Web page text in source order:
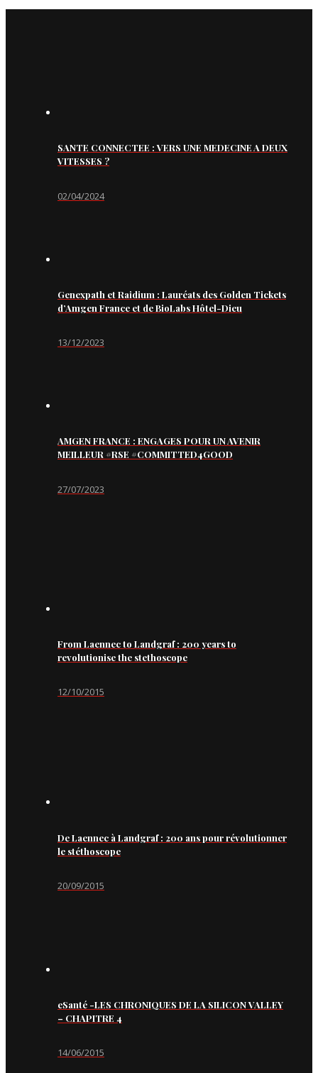
SANTE CONNECTEE : VERS UNE MEDECINE A DEUX
VITESSES ?
02/04/2024
Genexpath et Raidium : Lauréats des Golden Tickets
d’Amgen France et de BioLabs Hôtel-Dieu
13/12/2023
AMGEN FRANCE : ENGAGES POUR UN AVENIR
MEILLEUR #RSE #COMMITTED4GOOD
27/07/2023
From Laennec to Landgraf : 200 years to
revolutionise the stethoscope
12/10/2015
De Laennec à Landgraf : 200 ans pour révolutionner
le stéthoscope
20/09/2015
eSanté -LES CHRONIQUES DE LA SILICON VALLEY
– CHAPITRE 4
14/06/2015